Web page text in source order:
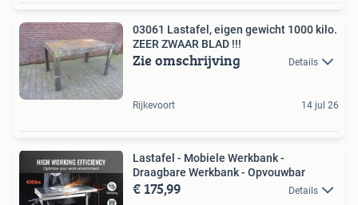
03061 Lastafel, eigen gewicht 1000 kilo.
ZEER ZWAAR BLAD !!!
Zie omschrijving Details
Rijkevoort 14 jul 26
Lastafel - Mobiele Werkbank -
Draagbare Werkbank - Opvouwbar
€ 175,99 Details